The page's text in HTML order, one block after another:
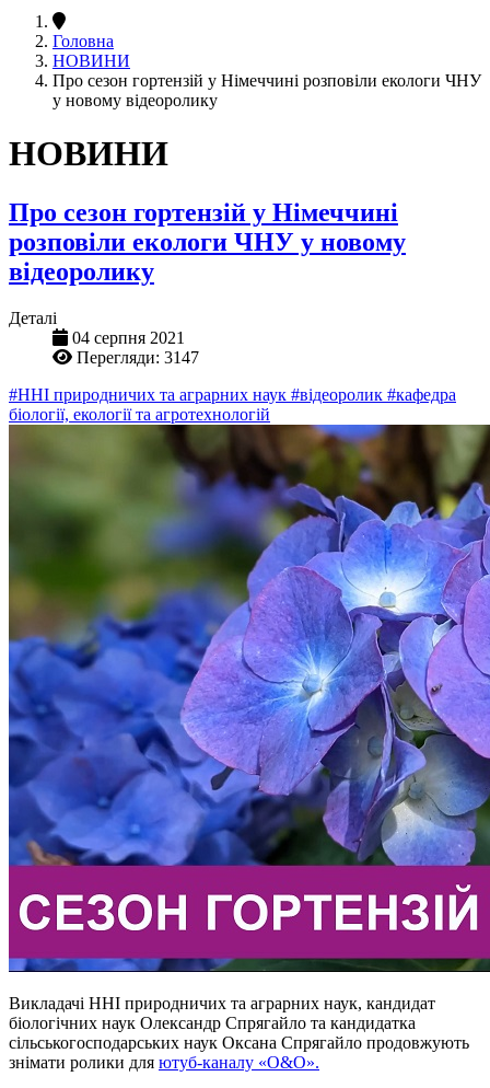
Головна
НОВИНИ
Про сезон гортензій у Німеччині розповіли екологи ЧНУ
у новому відеоролику
НОВИНИ
Про сезон гортензій у Німеччині
розповіли екологи ЧНУ у новому
відеоролику
Деталі
04 серпня 2021
Перегляди: 3147
#ННІ природничих та аграрних наук #відеоролик #кафедра
біології, екології та агротехнологій
Викладачі ННІ природничих та аграрних наук, кандидат
біологічних наук Олександр Спрягайло та кандидатка
сільськогосподарських наук Оксана Спрягайло продовжують
знімати ролики для ютуб-каналу «О&О».